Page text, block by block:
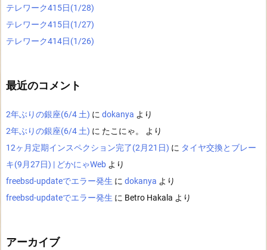
テレワーク415日(1/28)
テレワーク415日(1/27)
テレワーク414日(1/26)
最近のコメント
2年ぶりの銀座(6/4 土) に dokanya より
2年ぶりの銀座(6/4 土) に たこにゃ。
より
12ヶ月定期インスペクション完了(2月21日) に タイヤ交換とブレー
キ(9月27日) | どかにゃWeb より
freebsd-updateでエラー発生 に dokanya より
freebsd-updateでエラー発生 に Betro Hakala より
アーカイブ